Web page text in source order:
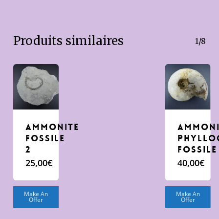
Produits similaires 1/8
AMMONITE
FOSSILE
2
25,00€
Make An
Offer
FOSSILE
40,00€
Make An
Offer